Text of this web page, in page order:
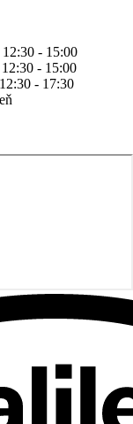
- 15:00
- 15:00
- 17:30